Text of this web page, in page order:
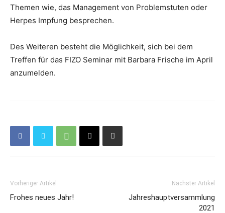
Themen wie, das Management von Problemstuten oder
Herpes Impfung besprechen.
Des Weiteren besteht die Möglichkeit, sich bei dem
Treffen für das FIZO Seminar mit Barbara Frische im April
anzumelden.
Vorheriger Artikel
Frohes neues Jahr!
Nächster Artikel
Jahreshauptversammlung
2021